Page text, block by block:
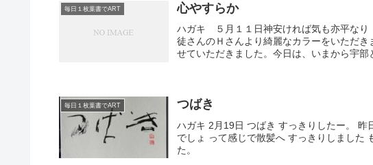
毎日１枚葉書でART 心やすらか
ハガキ ５月１１日神安ければ気も亦平なり
徒さんのＨさんより綺麗なカラーをいただ
せていただきました。今日は、いまから宇部
毎日１枚葉書でART つばき
ハガキ 2月19日 つばき すっきりしたー。
でしょ って感じで散髪へ すっきりしました
た。